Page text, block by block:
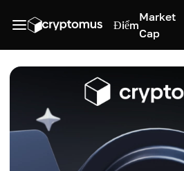
Điểm
Market
Cap